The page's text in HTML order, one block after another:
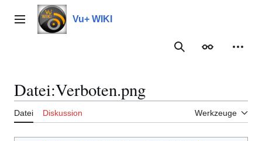
Inhalt
springenHauptmenü Vu+ WIKI
Suche
Datei:Verboten.png
Datei Diskussion Werkzeuge